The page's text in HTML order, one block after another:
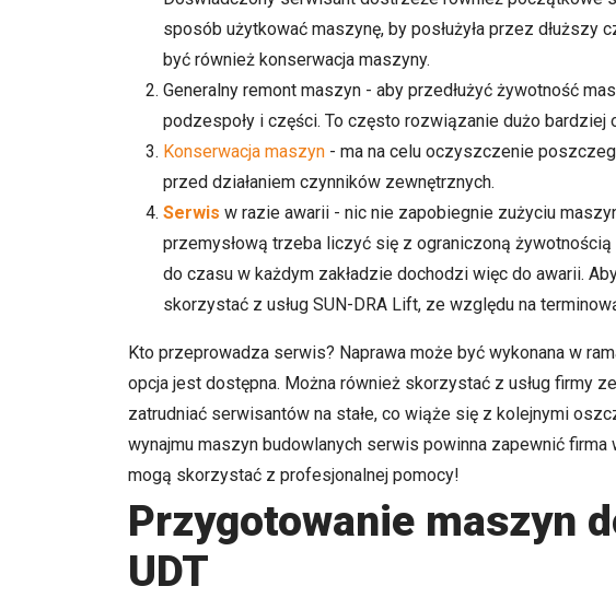
sposób użytkować maszynę, by posłużyła przez dłuższy
być również konserwacja maszyny.
Generalny remont maszyn - aby przedłużyć żywotność
podzespoły i części. To często rozwiązanie dużo bardziej
Konserwacja maszyn - ma na celu oczyszczenie
przed działaniem czynników zewnętrznych.
Serwis w razie awarii - nic nie zapobiegnie zużyciu
przemysłową trzeba liczyć się z ograniczoną
do czasu w każdym zakładzie dochodzi więc do awarii.
skorzystać z usług SUN-DRA Lift, ze względu na
Kto przeprowadza serwis? Naprawa może być wykonana w
opcja jest dostępna. Można również skorzystać z usług firmy
zatrudniać serwisantów na stałe, co wiąże się z kolejnymi
wynajmu maszyn budowlanych serwis powinna zapewnić firma
mogą skorzystać z profesjonalnej pomocy!
Przygotowanie maszyn
UDT